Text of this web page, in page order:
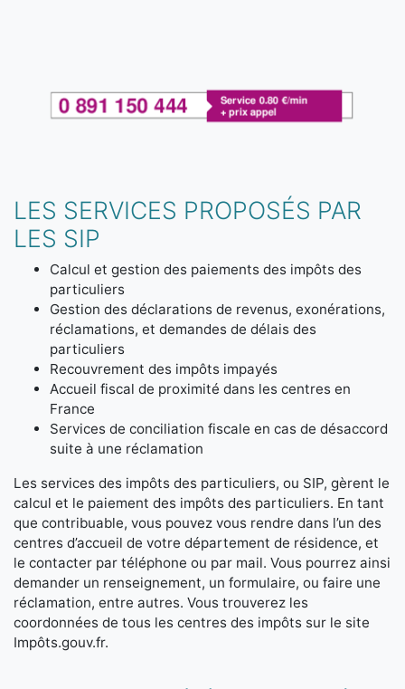
LES SERVICES PROPOSÉS PAR
LES SIP
Calcul et gestion des paiements des impôts des
particuliers
Gestion des déclarations de revenus, exonérations,
réclamations, et demandes de délais des
particuliers
Recouvrement des impôts impayés
Accueil fiscal de proximité dans les centres en
France
Services de conciliation fiscale en cas de désaccord
suite à une réclamation
Les services des impôts des particuliers, ou SIP, gèrent le
calcul et le paiement des impôts des particuliers. En tant
que contribuable, vous pouvez vous rendre dans l’un des
centres d’accueil de votre département de résidence, et
le contacter par téléphone ou par mail. Vous pourrez ainsi
demander un renseignement, un formulaire, ou faire une
réclamation, entre autres. Vous trouverez les
coordonnées de tous les centres des impôts sur le site
Impôts.gouv.fr.